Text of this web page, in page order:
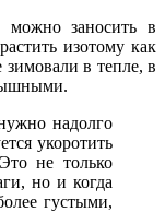
можно заносить в
изотому как
в тепле, в
надолго
укоротить
не только
но и когда
густыми,